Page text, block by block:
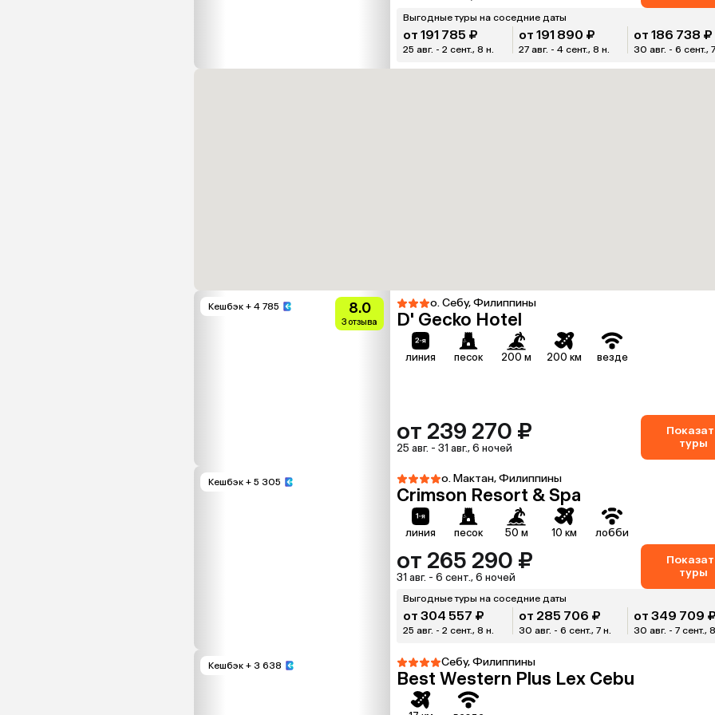
Выгодные туры на соседние даты
от 191 785 ₽
25 авг. - 2 сент., 8 н.
от 191 890 ₽
27 авг. - 4 сент., 8 н.
от 186 738 ₽
30 авг. - 6 сент.,
Кешбэк + 4 785 8.0
3 отзыва
о. Себу, Филиппины
D' Gecko Hotel
линия песок 200 м 200 км везде
от 239 270 ₽
25 авг. - 31 авг., 6 ночей
туры
Кешбэк + 5 305 о. Мактан, Филиппины
Crimson Resort & Spa
линия песок 50 м 10 км лобби
от 265 290 ₽
31 авг. - 6 сент., 6 ночей
туры
Выгодные туры на соседние даты
от 304 557 ₽
25 авг. - 2 сент., 8 н.
от 285 706 ₽
30 авг. - 6 сент., 7 н.
от 349 709
30 авг. - 7 сент.,
Кешбэк + 3 638 Себу, Филиппины
Best Western Plus Lex Cebu